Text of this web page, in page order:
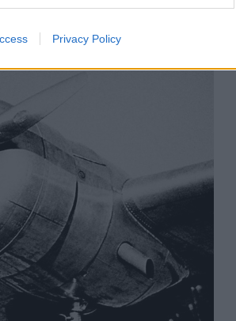
Privacy Policy